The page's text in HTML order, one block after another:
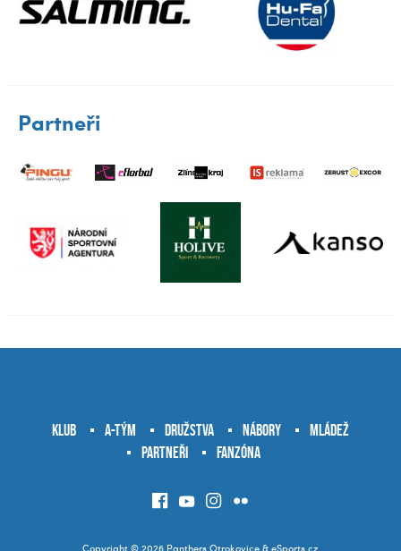
Partneři
Klub A-tým Družstva Nábory
Mládež
Partneři
Fanzóna
Copyright © 2026 Panthers Otrokovice & eSports.cz